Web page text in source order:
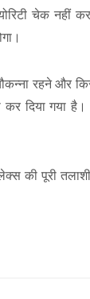
चेक नहीं
रहने और
दिया गया
की पूरी